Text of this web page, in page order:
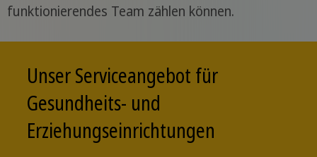
funktionierendes Team zählen können.
Unser Serviceangebot für
Gesundheits- und
Erziehungseinrichtungen